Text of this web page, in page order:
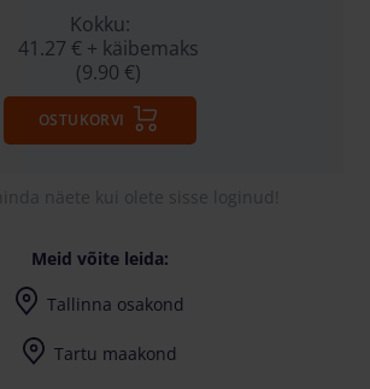
Kokku:
41.27 € + käibemaks
(9.90 €)
OSTUKORVI
näete kui olete sisse loginud!
Meid võite leida:
Tallinna osakond
Tartu maakond